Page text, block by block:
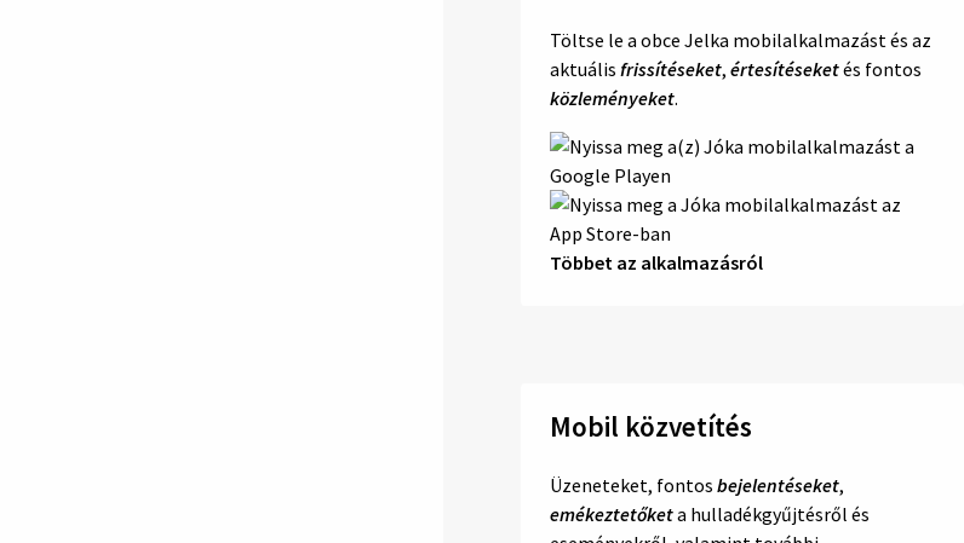
Töltse le a obce Jelka mobilalkalmazást és az
aktuális frissítéseket, értesítéseketés fontos
közleményeket.
Többet az alkalmazásról
Mobil közvetítés
Üzeneteket, fontos bejelentéseket,
emékeztetőketa hulladékgyűjtésről és